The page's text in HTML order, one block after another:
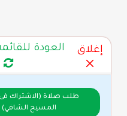
إغلاق العودة
طلب صلاة (الاشتراك
المسيح الشافي)